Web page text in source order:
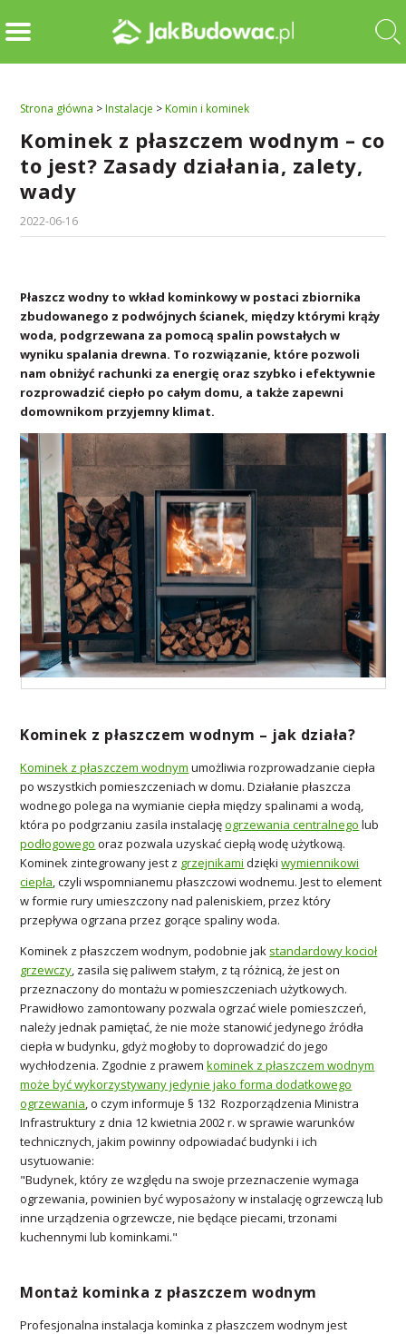
Strona główna >Instalacje >Komin i kominek
Kominek z płaszczem wodnym – co
to jest? Zasady działania, zalety,
wady
2022-06-16
Płaszcz wodny to wkład kominkowy w postaci zbiornika
zbudowanego z podwójnych ścianek, między którymi krąży
woda, podgrzewana za pomocą spalin powstałych w
wyniku spalania drewna. To rozwiązanie, które pozwoli
nam obniżyć rachunki za energię oraz szybko i efektywnie
rozprowadzić ciepło po całym domu, a także zapewni
domownikom przyjemny klimat.
Kominek z płaszczem wodnym – jak działa?
Kominek z płaszczem wodnym umożliwia rozprowadzanie ciepła
po wszystkich pomieszczeniach w domu. Działanie płaszcza
wodnego polega na wymianie ciepła między spalinami a wodą,
która po podgrzaniu zasila instalacjęogrzewania centralnego lub
podłogowego oraz pozwala uzyskać ciepłą wodę użytkową.
Kominek zintegrowany jest z grzejnikami dziękiwymiennikowi
ciepła, czyli wspomnianemu płaszczowi wodnemu. Jest to element
w formie rury umieszczony nad paleniskiem, przez który
przepływa ogrzana przez gorące spaliny woda.
Kominek z płaszczem wodnym, podobnie jak standardowy kocioł
grzewczy, zasila się paliwem stałym, z tą różnicą, że jest on
przeznaczony do montażu w pomieszczeniach użytkowych.
Prawidłowo zamontowany pozwala ogrzać wiele pomieszczeń,
należy jednak pamiętać, że nie może stanowić jedynego źródła
ciepła w budynku, gdyż mogłoby to doprowadzić do jego
wychłodzenia. Zgodnie z prawemkominek z płaszczem wodnym
może być wykorzystywany jedynie jako forma dodatkowego
ogrzewania, o czym informuje § 132 Rozporządzenia Ministra
Infrastruktury z dnia 12 kwietnia 2002 r. w sprawie warunków
technicznych, jakim powinny odpowiadać budynki i ich
usytuowanie:
"Budynek, który ze względu na swoje przeznaczenie wymaga
ogrzewania, powinien być wyposażony w instalację ogrzewczą lub
inne urządzenia ogrzewcze, nie będące piecami, trzonami
kuchennymi lub kominkami."
Montaż kominka z płaszczem wodnym
Profesjonalna instalacja kominka z płaszczem wodnym jest